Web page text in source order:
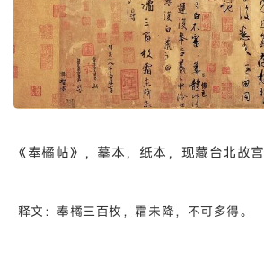
《奉橘帖》，摹本，纸本，现藏台北故宫
释文：奉橘三百枚，霜未降，不可多得。